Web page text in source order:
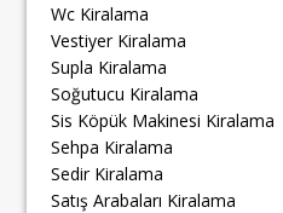
Wc Kiralama
Vestiyer Kiralama
Supla Kiralama
Soğutucu Kiralama
Sis Köpük Makinesi Kiralama
Sehpa Kiralama
Sedir Kiralama
Satış Arabaları Kiralama